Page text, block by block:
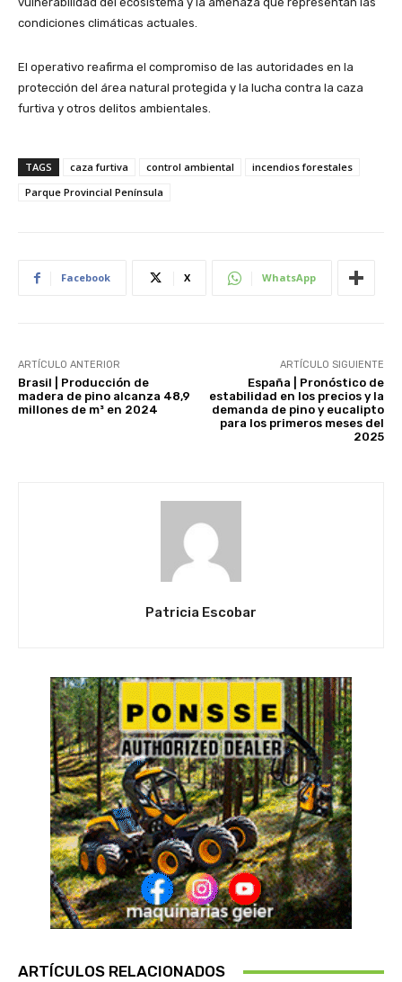
condiciones climáticas actuales.
El operativo reafirma el compromiso de las autoridades en la
protección del área natural protegida y la lucha contra la caza
furtiva y otros delitos ambientales.
TAGS caza furtiva control ambiental
incendios forestales
Parque Provincial Península
Facebook X WhatsApp
ARTÍCULO ANTERIOR
Brasil | Producción de
madera de pino alcanza 48,9
millones de m³ en 2024
ARTÍCULO SIGUIENTE
España | Pronóstico de
estabilidad en los precios y la
demanda de pino y eucalipto
para los primeros meses del
2025
Patricia Escobar
ARTÍCULOS RELACIONADOS